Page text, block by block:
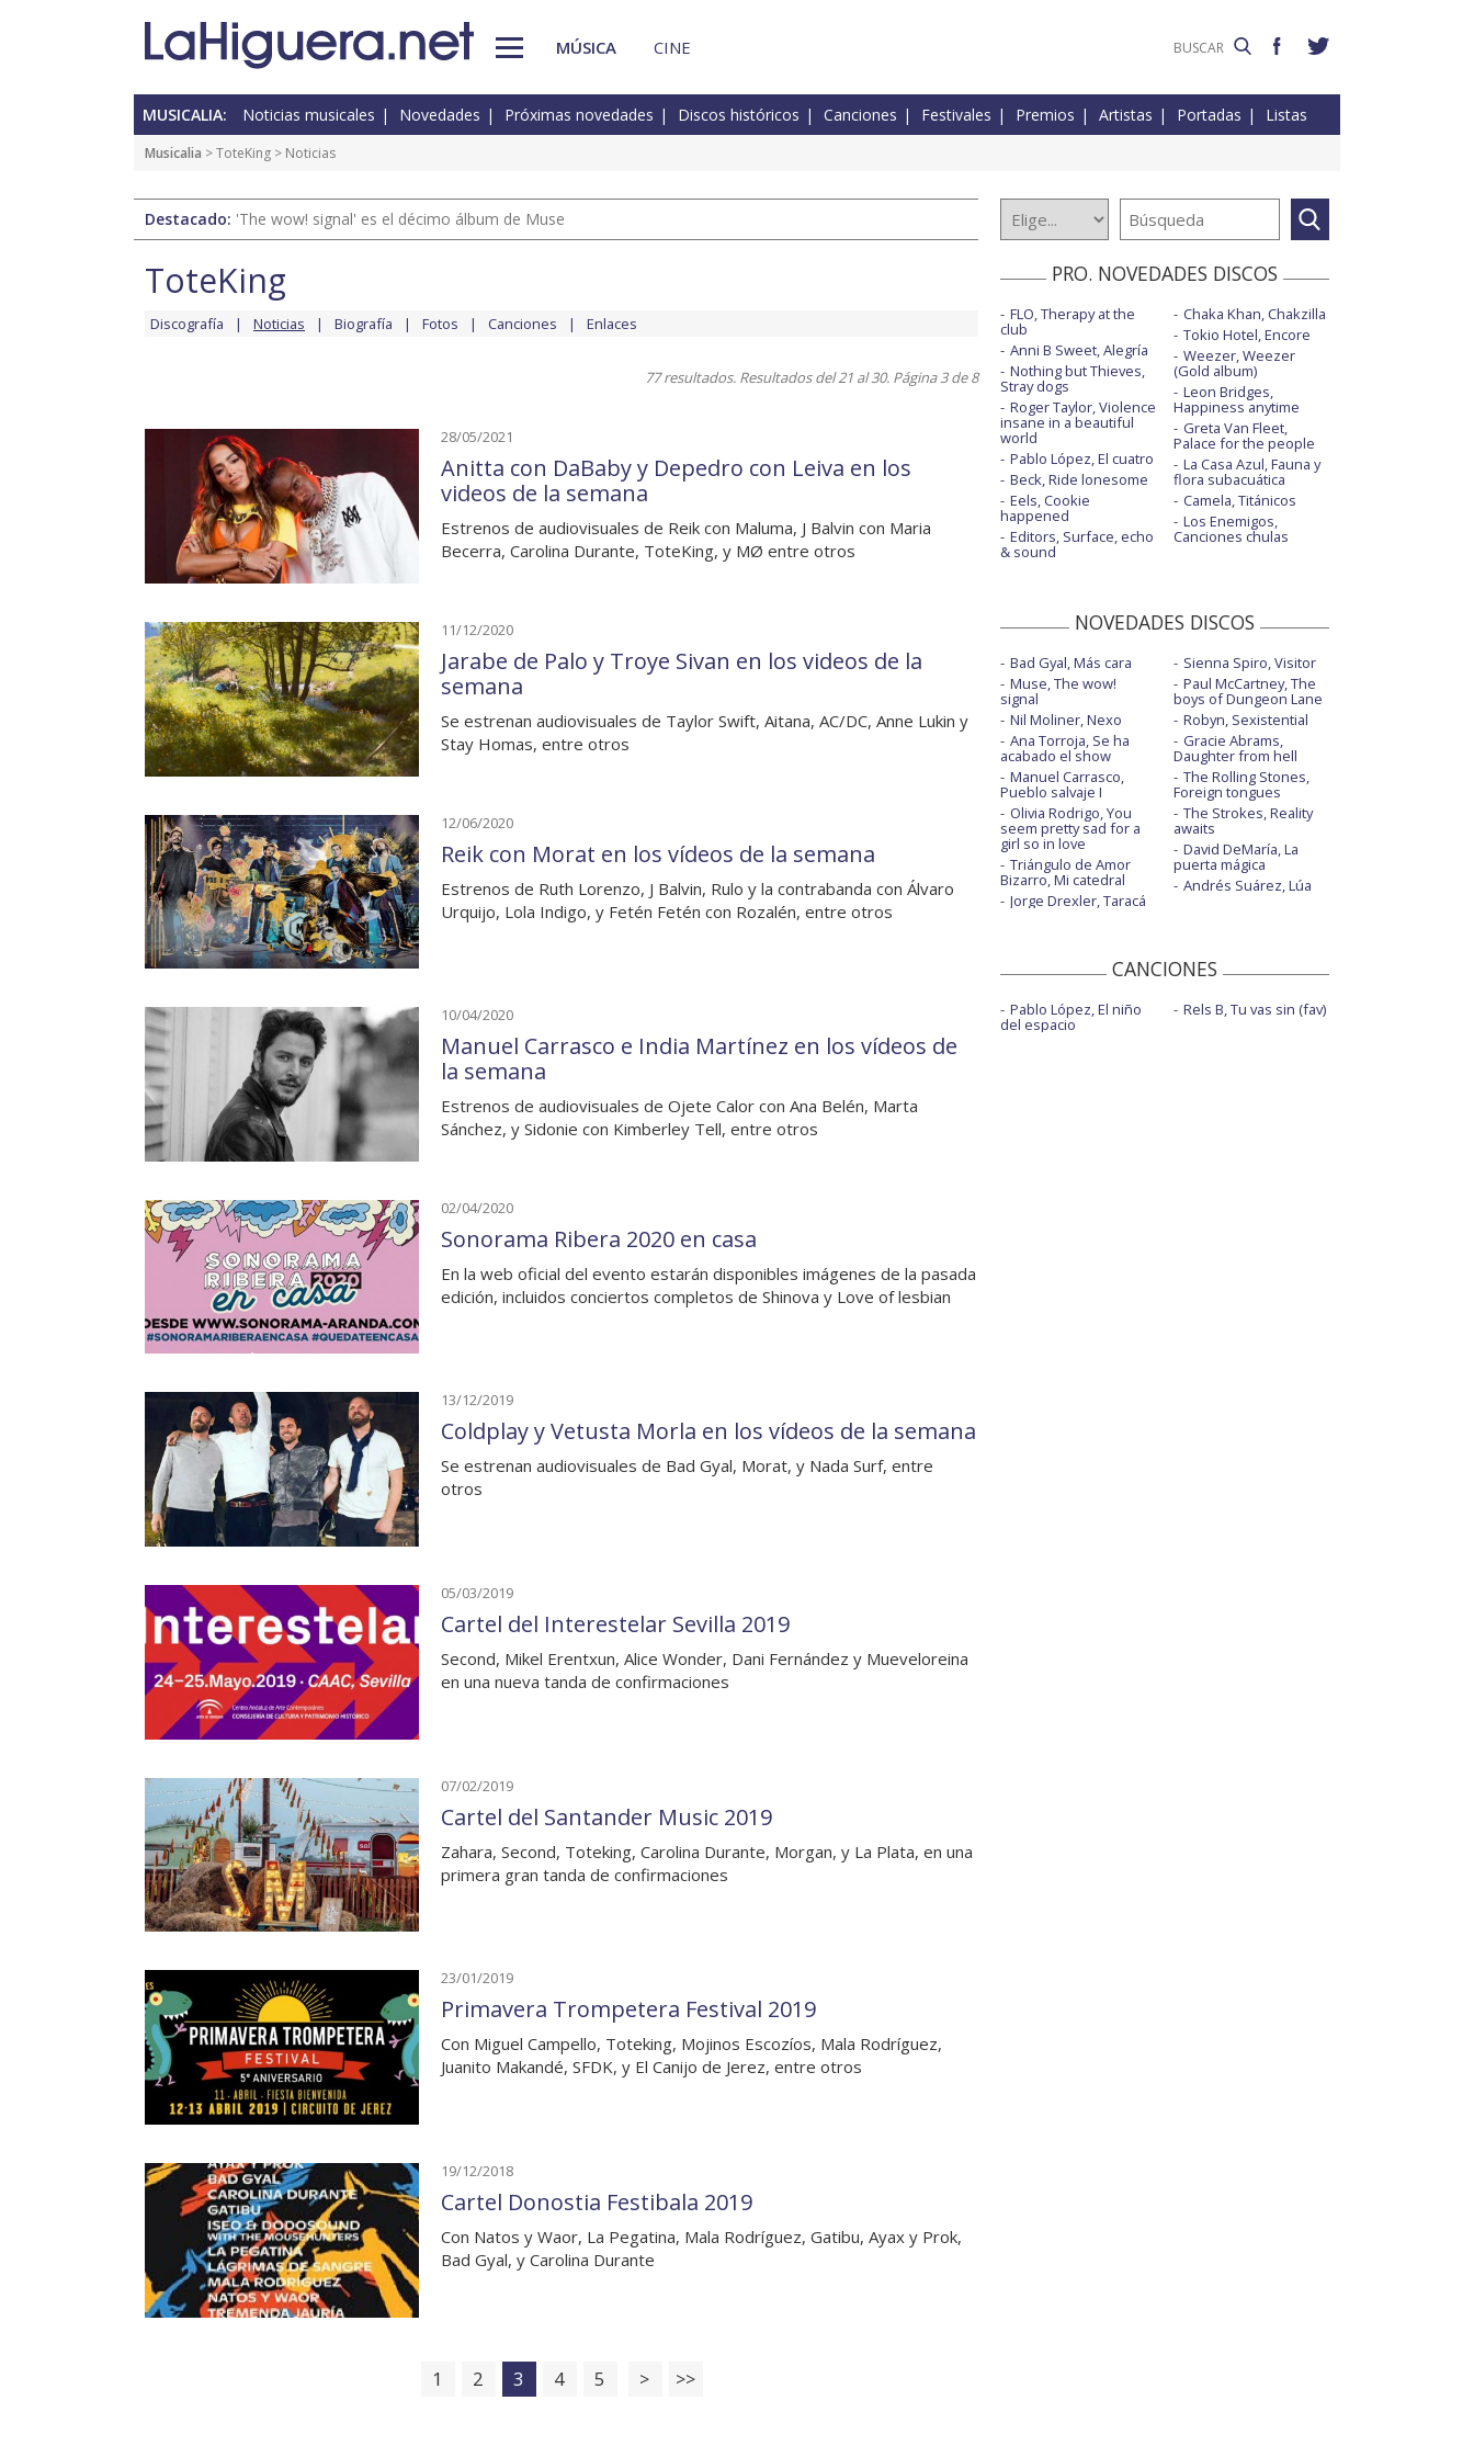
MÚSICA CINE
MUSICALIA: Noticias musicales Novedades Próximas novedades Discos históricos Canciones Festivales Premios Artistas Portadas Listas
Musicalia >ToteKing > Noticias
Destacado: 'The wow! signal' es el décimo álbum de Muse
ToteKing
Discografía Noticias Biografía Fotos Canciones Enlaces
77 resultados. Resultados del 21 al 30. Página 3 de 8
28/05/2021
Anitta con DaBaby y Depedro con Leiva en los
videos de la semana
Estrenos de audiovisuales de Reik con Maluma, J Balvin con Maria
Becerra, Carolina Durante, ToteKing, y MØ entre otros
11/12/2020
Jarabe de Palo y Troye Sivan en los videos de la
semana
Se estrenan audiovisuales de Taylor Swift, Aitana, AC/DC, Anne Lukin y
Stay Homas, entre otros
12/06/2020
Reik con Morat en los vídeos de la semana
Estrenos de Ruth Lorenzo, J Balvin, Rulo y la contrabanda con Álvaro
Urquijo, Lola Indigo, y Fetén Fetén con Rozalén, entre otros
10/04/2020
Manuel Carrasco e India Martínez en los vídeos de
la semana
Estrenos de audiovisuales de Ojete Calor con Ana Belén, Marta
Sánchez, y Sidonie con Kimberley Tell, entre otros
02/04/2020
Sonorama Ribera 2020 en casa
En la web oficial del evento estarán disponibles imágenes de la pasada
edición, incluidos conciertos completos de Shinova y Love of lesbian
13/12/2019
Coldplay y Vetusta Morla en los vídeos de la semana
Se estrenan audiovisuales de Bad Gyal, Morat, y Nada Surf, entre
otros
05/03/2019
Cartel del Interestelar Sevilla 2019
Second, Mikel Erentxun, Alice Wonder, Dani Fernández y Mueveloreina
en una nueva tanda de confirmaciones
07/02/2019
Cartel del Santander Music 2019
Zahara, Second, Toteking, Carolina Durante, Morgan, y La Plata, en una
primera gran tanda de confirmaciones
23/01/2019
Primavera Trompetera Festival 2019
Con Miguel Campello, Toteking, Mojinos Escozíos, Mala Rodríguez,
Juanito Makandé, SFDK, y El Canijo de Jerez, entre otros
19/12/2018
Cartel Donostia Festibala 2019
Con Natos y Waor, La Pegatina, Mala Rodríguez, Gatibu, Ayax y Prok,
Bad Gyal, y Carolina Durante
1 2 3 4 5 > >>
PRO. NOVEDADES DISCOS
FLO, Therapy at the
club
Anni B Sweet, Alegría
Nothing but Thieves,
Stray dogs
Roger Taylor, Violence
insane in a beautiful
world
Pablo López, El cuatro
Beck, Ride lonesome
Eels, Cookie
happened
Editors, Surface, echo
& sound
Chaka Khan, Chakzilla
Tokio Hotel, Encore
Weezer, Weezer
(Gold album)
Leon Bridges,
Happiness anytime
Greta Van Fleet,
Palace for the people
La Casa Azul, Fauna y
flora subacuática
Camela, Titánicos
Los Enemigos,
Canciones chulas
NOVEDADES DISCOS
Bad Gyal, Más cara
Muse, The wow!
signal
Nil Moliner, Nexo
Ana Torroja, Se ha
acabado el show
Manuel Carrasco,
Pueblo salvaje I
Olivia Rodrigo, You
seem pretty sad for a
girl so in love
Triángulo de Amor
Bizarro, Mi catedral
Jorge Drexler, Taracá
Sienna Spiro, Visitor
Paul McCartney, The
boys of Dungeon Lane
Robyn, Sexistential
Gracie Abrams,
Daughter from hell
The Rolling Stones,
Foreign tongues
The Strokes, Reality
awaits
David DeMaría, La
puerta mágica
Andrés Suárez, Lúa
CANCIONES
Pablo López, El niño
del espacio
Rels B, Tu vas sin (fav)